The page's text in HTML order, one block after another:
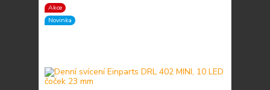
Akce
Novinka